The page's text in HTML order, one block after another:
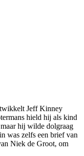
Jeff Kinney
hield hij als kind
hij wilde dolgraag
was zelfs een brief van
Niek de Groot, om